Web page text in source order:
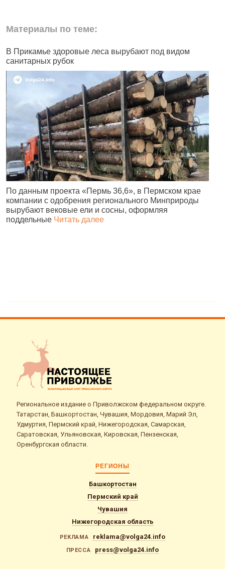
Материалы по теме:
В Прикамье здоровые леса вырубают под видом
санитарных рубок
По данным проекта «Пермь 36,6», в Пермском крае
компании с одобрения регионального Минприроды
вырубают вековые ели и сосны, оформляя
поддельные Читать далее
Региональное издание о Приволжском федеральном округе.
Татарстан, Башкортостан, Чувашия, Мордовия, Марий Эл,
Удмуртия, Пермский край, Нижегородская, Самарская,
Саратовская, Ульяновская, Кировская, Пензенская,
Оренбургская области.
РЕГИОНЫ
Башкортостан
Пермский край
Чувашия
Нижегородская область
РЕКЛАМА reklama@volga24.info
ПРЕССА press@volga24.info